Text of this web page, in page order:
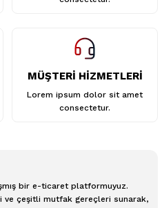
MÜŞTERİ HİZMETLERİ
Lorem ipsum dolor sit amet
consectetur.
bir e-ticaret platformuyuz.
ve çeşitli mutfak gereçleri sunarak,